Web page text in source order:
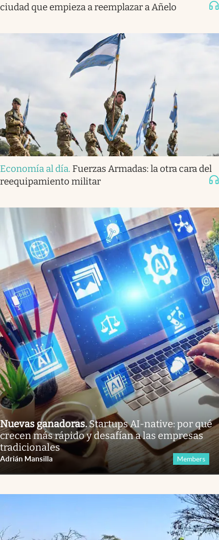
ciudad que empieza a reemplazar a Añelo
Economía al día. Fuerzas Armadas: la otra cara del
reequipamiento militar
Nuevas ganadoras.Startups AI-native: por qué
crecen más rápido y desafían a las empresas
tradicionales
Adrián Mansilla Members